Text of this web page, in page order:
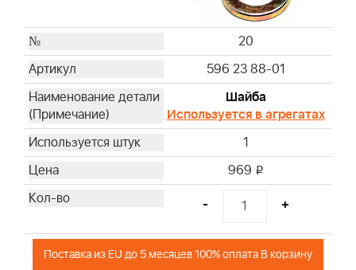
20
596 23 88-01
Шайба
Используется в агрегатах
1
969 i
- +
Поставка из EU до 5 месяцев 100% оплата В корзину